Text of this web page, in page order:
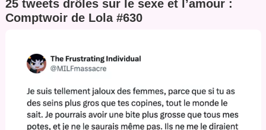
25 tweets drôles sur le sexe et l’amour :
Comptwoir de Lola #630